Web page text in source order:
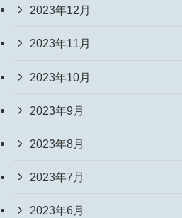
2023年12月
2023年11月
2023年10月
2023年9月
2023年8月
2023年7月
2023年6月